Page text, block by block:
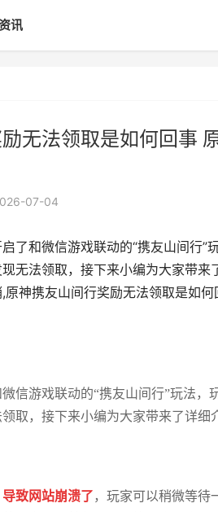
讯
无法领取是如何回事
07-04
了和微信游戏联动的“携友山间行
无法领取，接下来小编为大家带
原神携友山间行奖励无法领取是如
信游戏联动的“携友山间行”玩法
取，接下来小编为大家带来了详细
致网站崩溃了 ，玩家可以稍微等待